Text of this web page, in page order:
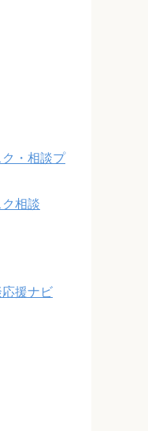
・相談プ
相談
援ナビ